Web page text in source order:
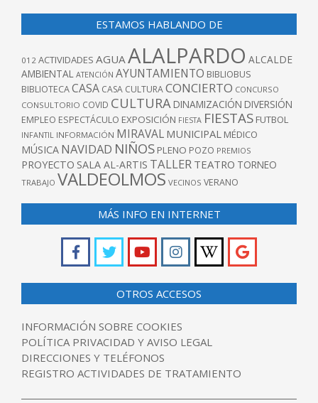
ESTAMOS HABLANDO DE
012 ACTIVIDADES AGUAALALPARDO ALCALDE
AMBIENTAL ATENCIÓN AYUNTAMIENTO BIBLIOBUS
BIBLIOTECACASA CASA CULTURACONCIERTO CONCURSO
CONSULTORIO COVID CULTURA DINAMIZACIÓN DIVERSIÓN
EMPLEO ESPECTÁCULO EXPOSICIÓN FIESTA FIESTAS FUTBOL
INFANTIL INFORMACIÓN MIRAVAL MUNICIPAL MÉDICO
MÚSICA NAVIDAD NIÑOS PLENO POZO PREMIOS
PROYECTO SALA AL-ARTIS TALLER TEATRO TORNEO
TRABAJO VALDEOLMOS VECINOS VERANO
MÁS INFO EN INTERNET
OTROS ACCESOS
INFORMACIÓN SOBRE COOKIES
POLÍTICA PRIVACIDAD Y AVISO LEGAL
DIRECCIONES Y TELÉFONOS
REGISTRO ACTIVIDADES DE TRATAMIENTO